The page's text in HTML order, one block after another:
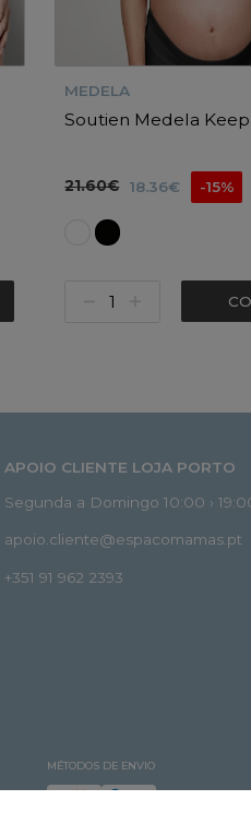
MEDELA
Soutien Medela
21.60€ 18.36€ -15%
APOIO CLIENTE LOJA PORTO
Segunda a Domingo 10:00 ›
apoio.cliente@espacomamas.pt
+351 91 962 2393
MÉTODOS DE ENVIO